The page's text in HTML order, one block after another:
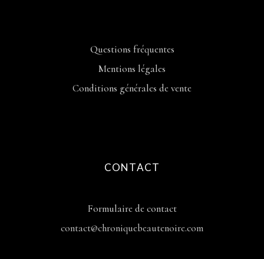
Questions fréquentes
Mentions légales
Conditions générales de vente
CONTACT
Formulaire de contact
contact@chroniquebeautenoire.com